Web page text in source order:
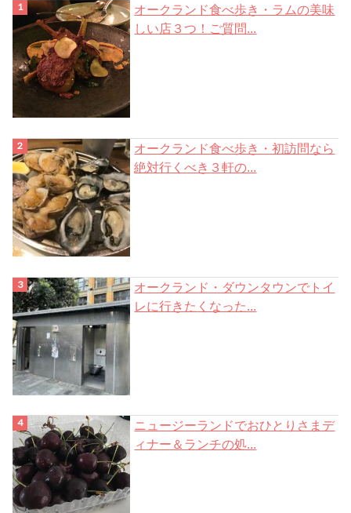
オークランド食べ歩き・ラムの美味
しい店３つ！ご質問...
オークランド食べ歩き・初訪問なら
絶対行くべき３軒の...
オークランド・ダウンタウンでトイ
レに行きたくなった...
ニュージーランドでおひとりさまデ
ィナー＆ランチの処...